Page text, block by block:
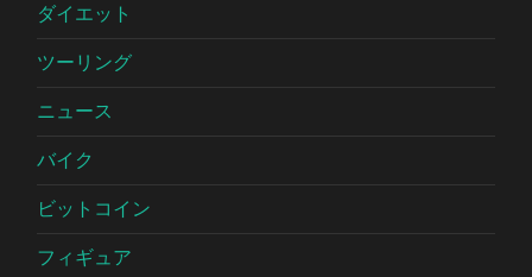
ダイエット
ツーリング
ニュース
バイク
ビットコイン
フィギュア